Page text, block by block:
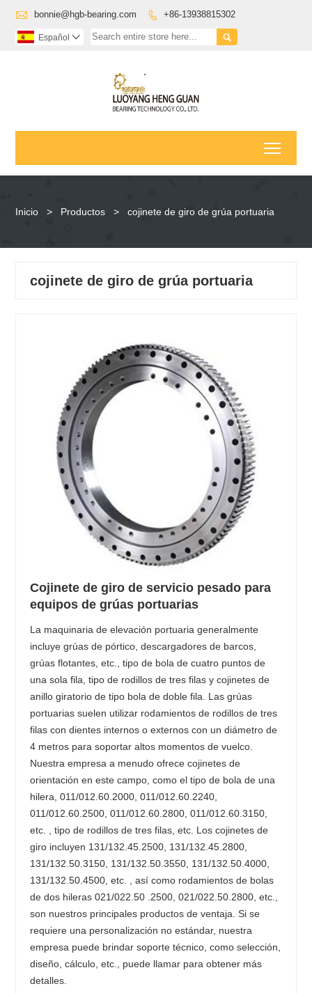
 bonnie@hgb-bearing.com  +86-13938815302

Español 
Inicio > Productos > cojinete de giro de grúa portuaria
cojinete de giro de grúa portuaria
Cojinete de giro de servicio pesado para
equipos de grúas portuarias
La maquinaria de elevación portuaria generalmente
incluye grúas de pórtico, descargadores de barcos,
grúas flotantes, etc., tipo de bola de cuatro puntos de
una sola fila, tipo de rodillos de tres filas y cojinetes de
anillo giratorio de tipo bola de doble fila. Las grúas
portuarias suelen utilizar rodamientos de rodillos de tres
filas con dientes internos o externos con un diámetro de
4 metros para soportar altos momentos de vuelco.
Nuestra empresa a menudo ofrece cojinetes de
orientación en este campo, como el tipo de bola de una
hilera, 011/012.60.2000, 011/012.60.2240,
011/012.60.2500, 011/012.60.2800, 011/012.60.3150,
etc. , tipo de rodillos de tres filas, etc. Los cojinetes de
giro incluyen 131/132.45.2500, 131/132.45.2800,
131/132.50.3150, 131/132.50.3550, 131/132.50.4000,
131/132.50.4500, etc. , así como rodamientos de bolas
de dos hileras 021/022.50 .2500, 021/022.50.2800, etc.,
son nuestros principales productos de ventaja. Si se
requiere una personalización no estándar, nuestra
empresa puede brindar soporte técnico, como selección,
diseño, cálculo, etc., puede llamar para obtener más
detalles.